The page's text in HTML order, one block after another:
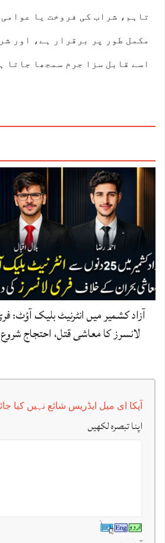
تاہم، شراب کی فروخت یا
مکمل طور پر برقرار ہے، اور
اسے قابل سزا جرم سمجھا جاتا
آزاد کشمیر میں انٹرنیٹ بلیک آؤٹ:
لانسرز کا معاشی قتل، احتجاج شروع
آپکا ای میل ایڈریس شائع نہیں کیا
اپنا تبصرہ لکھیں